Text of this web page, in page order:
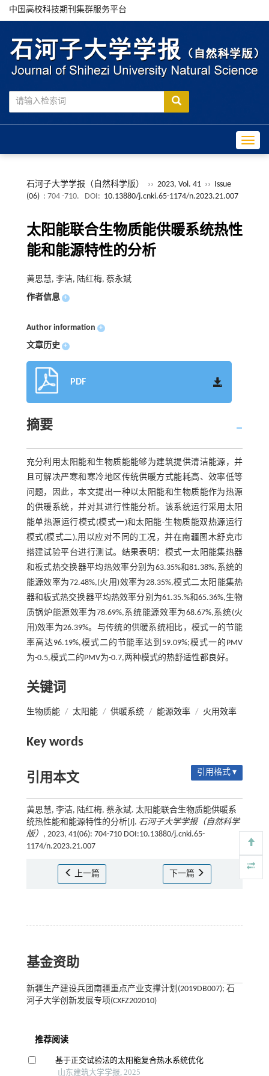
中国高校科技期刊集群服务平台
石河子大学学报（自然科学版） ›› 2023, Vol. 41 ›› Issue
(06) : 704 -710. DOI: 10.13880/j.cnki.65-1174/n.2023.21.007
太阳能联合生物质能供暖系统热性
能和能源特性的分析
黄思慧, 李洁, 陆红梅, 蔡永斌
作者信息 +
Author information +
文章历史 +
PDF
摘要
充分利用太阳能和生物质能能够为建筑提供清洁能源，并
且可解决严寒和寒冷地区传统供暖方式能耗高、效率低等
问题，因此，本文提出一种以太阳能和生物质能作为热源
的供暖系统，并对其进行性能分析。该系统运行采用太阳
能单热源运行模式(模式一)和太阳能-生物质能双热源运行
模式(模式二),用以应对不同的工况，并在南疆图木舒克市
搭建试验平台进行测试。结果表明：模式一太阳能集热器
和板式热交换器平均热效率分别为63.35%和81.38%,系统的
能源效率为72.48%,(火用)效率为28.35%,模式二太阳能集热
器和板式热交换器平均热效率分别为61.35.%和65.36%,生物
质锅炉能源效率为78.69%,系统能源效率为68.67%,系统(火
用)效率为26.39%。与传统的供暖系统相比，模式一的节能
率高达96.19%,模式二的节能率达到59.09%;模式一的PMV
为-0.5,模式二的PMV为-0.7,两种模式的热舒适性都良好。
关键词
生物质能 / 太阳能 / 供暖系统 / 能源效率 / 火用效率
Key words
引用本文 引用格式 ▾
黄思慧, 李洁, 陆红梅, 蔡永斌. 太阳能联合生物质能供暖系
统热性能和能源特性的分析[J]. 石河子大学学报（自然科学
版） , 2023, 41(06): 704-710 DOI:10.13880/j.cnki.65-
1174/n.2023.21.007
上一篇 下一篇
基金资助
新疆生产建设兵团南疆重点产业支撑计划(2019DB007); 石
河子大学创新发展专项(CXFZ202010)